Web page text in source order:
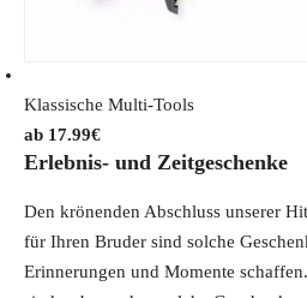
a
:
9
:
9
Klassische Multi-Tools
17.99€
Erlebnis- und Zeitgeschenke
Den krönenden Abschluss unserer
für Ihren Bruder sind solche
Erinnerungen und Momente